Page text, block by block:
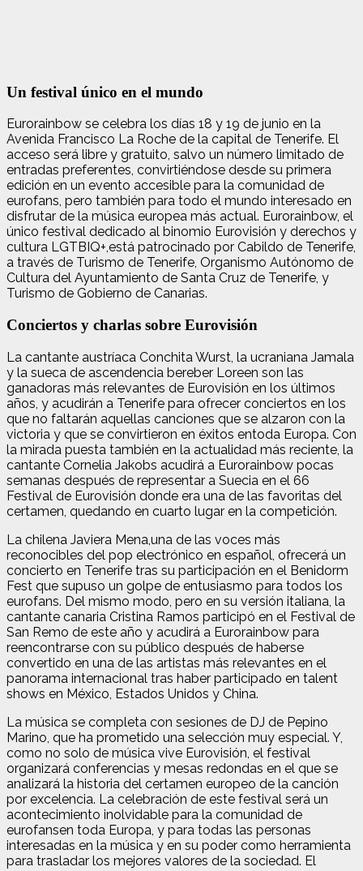
Un festival único en el mundo
Eurorainbow se celebra los días 18 y 19 de junio en la
Avenida Francisco La Roche de la capital de Tenerife. El
acceso será libre y gratuito, salvo un número limitado de
entradas preferentes, convirtiéndose desde su primera
edición en un evento accesible para la comunidad de
eurofans, pero también para todo el mundo interesado en
disfrutar de la música europea más actual. Eurorainbow, el
único festival dedicado al binomio Eurovisión y derechos y
cultura LGTBIQ+,está patrocinado por Cabildo de Tenerife,
a través de Turismo de Tenerife, Organismo Autónomo de
Cultura del Ayuntamiento de Santa Cruz de Tenerife, y
Turismo de Gobierno de Canarias.
Conciertos y charlas sobre Eurovisión
La cantante austríaca Conchita Wurst, la ucraniana Jamala
y la sueca de ascendencia bereber Loreen son las
ganadoras más relevantes de Eurovisión en los últimos
años, y acudirán a Tenerife para ofrecer conciertos en los
que no faltarán aquellas canciones que se alzaron con la
victoria y que se convirtieron en éxitos entoda Europa. Con
la mirada puesta también en la actualidad más reciente, la
cantante Cornelia Jakobs acudirá a Eurorainbow pocas
semanas después de representar a Suecia en el 66
Festival de Eurovisión donde era una de las favoritas del
certamen, quedando en cuarto lugar en la competición.
La chilena Javiera Mena,una de las voces más
reconocibles del pop electrónico en español, ofrecerá un
concierto en Tenerife tras su participación en el Benidorm
Fest que supuso un golpe de entusiasmo para todos los
eurofans. Del mismo modo, pero en su versión italiana, la
cantante canaria Cristina Ramos participó en el Festival de
San Remo de este año y acudirá a Eurorainbow para
reencontrarse con su público después de haberse
convertido en una de las artistas más relevantes en el
panorama internacional tras haber participado en talent
shows en México, Estados Unidos y China.
La música se completa con sesiones de DJ de Pepino
Marino, que ha prometido una selección muy especial. Y,
como no solo de música vive Eurovisión, el festival
organizará conferencias y mesas redondas en el que se
analizará la historia del certamen europeo de la canción
por excelencia. La celebración de este festival será un
acontecimiento inolvidable para la comunidad de
eurofansen toda Europa, y para todas las personas
interesadas en la música y en su poder como herramienta
para trasladar los mejores valores de la sociedad. El